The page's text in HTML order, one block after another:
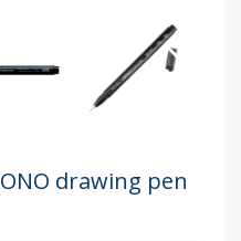
drawing pen